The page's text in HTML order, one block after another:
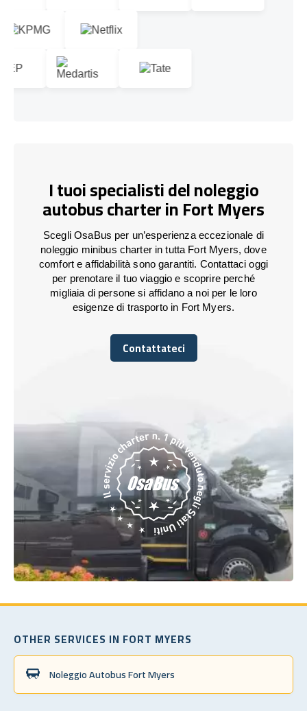
I tuoi specialisti del noleggio
autobus charter in Fort Myers
Scegli OsaBus per un’esperienza eccezionale di
noleggio minibus charter in tutta Fort Myers, dove
comfort e affidabilità sono garantiti. Contattaci oggi
per prenotare il tuo viaggio e scoprire perché
migliaia di persone si affidano a noi per le loro
esigenze di trasporto in Fort Myers.
Contattateci
Contattateci
OTHER SERVICES IN FORT MYERS
Noleggio Autobus Fort Myers